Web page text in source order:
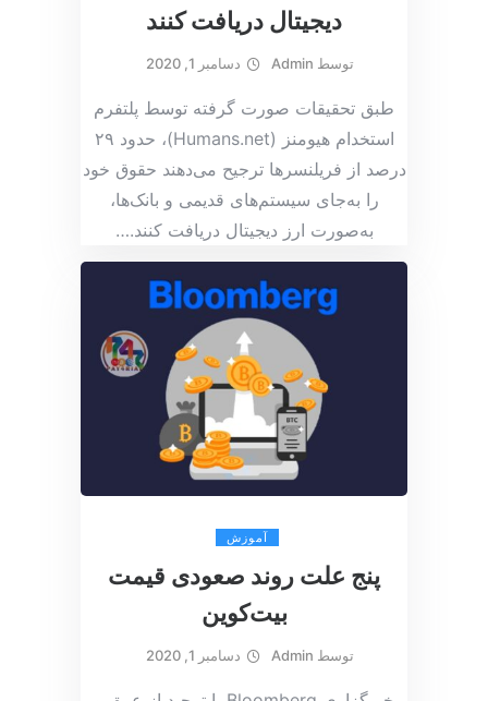
دیجیتال دریافت کنند
توسط Admin دسامبر 1, 2020
طبق تحقیقات صورت گرفته توسط پلتفرم
استخدام هیومنز (Humans.net)، حدود ۲۹
درصد از فریلنسرها ترجیح می‌دهند حقوق خود
را به‌جای سیستم‌های قدیمی و بانک‌ها،
به‌صورت ارز دیجیتال دریافت کنند.…
آموزش
پنج علت روند صعودی قیمت
بیت‌کوین
توسط Admin دسامبر 1, 2020